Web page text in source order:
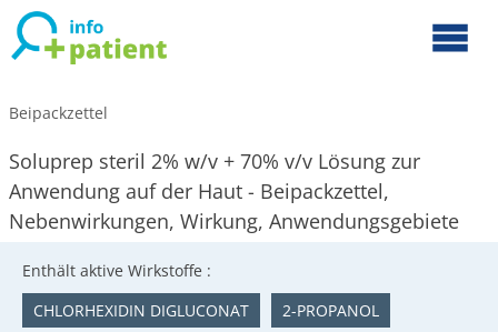
Beipackzettel
Soluprep steril 2% w/v + 70% v/v Lösung zur
Anwendung auf der Haut - Beipackzettel,
Nebenwirkungen, Wirkung, Anwendungsgebiete
Enthält aktive Wirkstoffe :
CHLORHEXIDIN DIGLUCONAT
2-PROPANOL